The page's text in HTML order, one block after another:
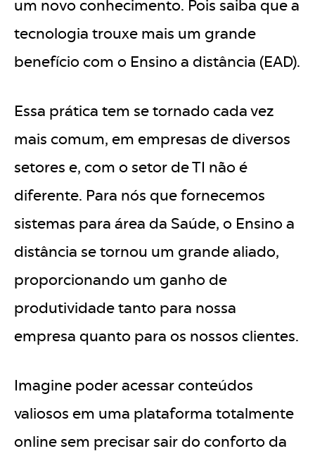
um novo conhecimento. Pois saiba que a
tecnologia trouxe mais um grande
benefício com o Ensino a distância (EAD).
Essa prática tem se tornado cada vez
mais comum, em empresas de diversos
setores e, com o setor de TI não é
diferente. Para nós que fornecemos
sistemas para área da Saúde, o Ensino a
distância se tornou um grande aliado,
proporcionando um ganho de
produtividade tanto para nossa
empresa quanto para os nossos clientes.
Imagine poder acessar conteúdos
valiosos em uma plataforma totalmente
online sem precisar sair do conforto da